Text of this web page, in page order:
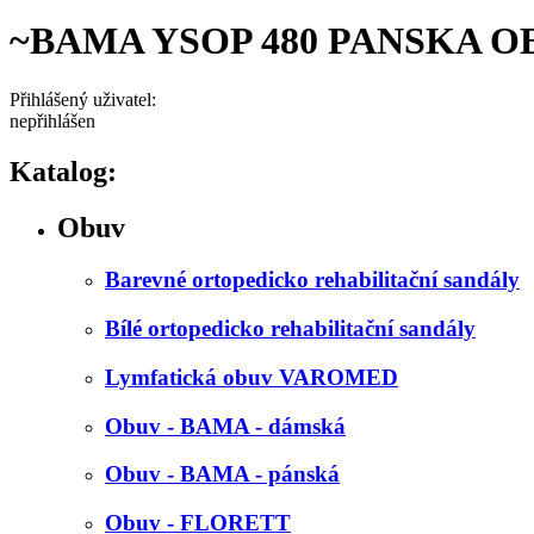
~BAMA YSOP 480 PANSKA
Přihlášený uživatel:
nepřihlášen
Katalog:
Obuv
Barevné ortopedicko rehabilitační sandály
Bílé ortopedicko rehabilitační sandály
Lymfatická obuv VAROMED
Obuv - BAMA - dámská
Obuv - BAMA - pánská
Obuv - FLORETT